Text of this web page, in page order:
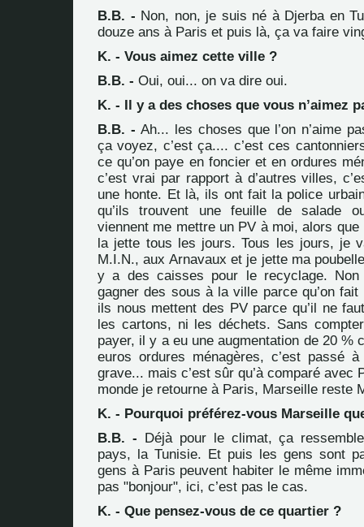
B.B. - Non, non, je suis né à Djerba en
douze ans à Paris et puis là, ça va faire
K. - Vous aimez cette ville ?
B.B. - Oui, oui... on va dire oui.
K. - Il y a des choses que vous n’aimez
B.B. - Ah... les choses que l’on n’aime
ça voyez, c’est ça.... c’est ces
ce qu’on paye en foncier et en ordures
c’est vrai par rapport à d’autres villes,
une honte. Et là, ils ont fait la police
qu’ils trouvent une feuille de salade
viennent me mettre un PV à moi, alors que
la jette tous les jours. Tous les jours, je
M.I.N., aux Arnavaux et je jette ma
y a des caisses pour le recyclage. Non
gagner des sous à la ville parce qu’on
ils nous mettent des PV parce qu’il ne
les cartons, ni les déchets. Sans
payer, il y a eu une augmentation de 20 %
euros ordures ménagères, c’est passé
grave... mais c’est sûr qu’à comparé avec
monde je retourne à Paris, Marseille reste
K. - Pourquoi préférez-vous Marseille
B.B. - Déjà pour le climat, ça
pays, la Tunisie. Et puis les gens sont
gens à Paris peuvent habiter le même
pas "bonjour", ici, c’est pas le cas.
K. - Que pensez-vous de ce quartier ?